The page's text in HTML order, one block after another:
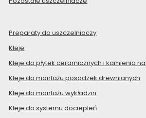
Preparaty do uszczelniaczy
Kleje
Kleje do płytek ceramicznych i kamienia
Kleje do montażu posadzek drewnianych
Kleje do montażu wykładzin
Kleje do systemu dociepleń